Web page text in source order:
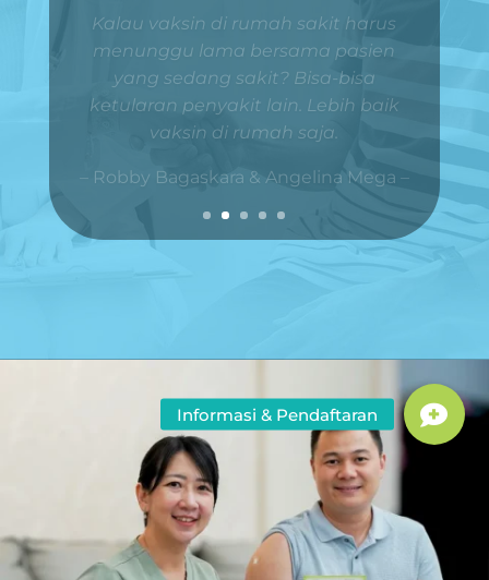
Nyaman sekali vaksin dari rumah!!
Tidak perlu pergi ke rumah sakit,
terkena macet, menunggu antrian
lama di rumah sakit hanya untuk
– Kevin J. & Hellen Widya –